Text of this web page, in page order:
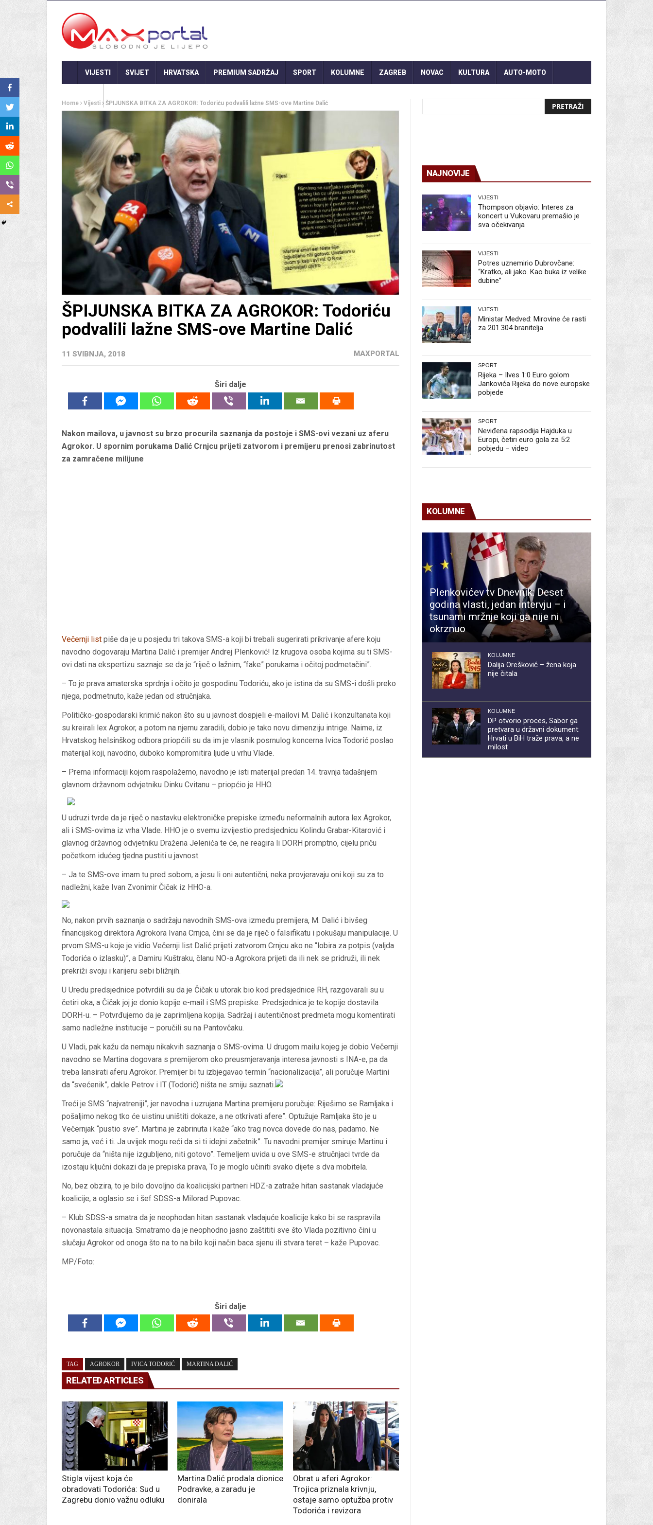
VIJESTI SVIJET HRVATSKA PREMIUM SADRŽAJ SPORT KOLUMNE ZAGREB NOVAC KULTURA AUTO-MOTO
Home Vijesti ŠPIJUNSKA BITKA ZA AGROKOR: Todoriću podvalili lažne SMS-ove Martine Dalić
ŠPIJUNSKA BITKA ZA AGROKOR: Todoriću
podvalili lažne SMS-ove Martine Dalić
11 SVIBNJA, 2018 MAXPORTAL
Širi dalje
Nakon mailova, u javnost su brzo procurila saznanja da postoje i SMS-ovi vezani uz aferu
Agrokor. U spornim porukama Dalić Crnjcu prijeti zatvorom i premijeru prenosi zabrinutost
za zamračene milijune
Večernji list piše da je u posjedu tri takova SMS-a koji bi trebali sugerirati prikrivanje afere koju
navodno dogovaraju Martina Dalić i premijer Andrej Plenković! Iz krugova osoba kojima su ti SMS-
ovi dati na ekspertizu saznaje se da je “riječ o lažnim, “fake” porukama i očitoj podmetačini”.
– To je prava amaterska sprdnja i očito je gospodinu Todoriću, ako je istina da su SMS-i došli preko
njega, podmetnuto, kaže jedan od stručnjaka.
Političko-gospodarski krimić nakon što su u javnost dospjeli e-mailovi M. Dalić i konzultanata koji
su kreirali lex Agrokor, a potom na njemu zaradili, dobio je tako novu dimenziju intrige. Naime, iz
Hrvatskog helsinškog odbora priopćili su da im je vlasnik posrnulog koncerna Ivica Todorić poslao
materijal koji, navodno, duboko kompromitira ljude u vrhu Vlade.
– Prema informaciji kojom raspolažemo, navodno je isti materijal predan 14. travnja tadašnjem
glavnom državnom odvjetniku Dinku Cvitanu – priopćio je HHO.
U udruzi tvrde da je riječ o nastavku elektroničke prepiske između neformalnih autora lex Agrokor,
ali i SMS-ovima iz vrha Vlade. HHO je o svemu izvijestio predsjednicu Kolindu Grabar-Kitarović i
glavnog državnog odvjetniku Dražena Jelenića te će, ne reagira li DORH promptno, cijelu priču
početkom idućeg tjedna pustiti u javnost.
– Ja te SMS-ove imam tu pred sobom, a jesu li oni autentični, neka provjeravaju oni koji su za to
nadležni, kaže Ivan Zvonimir Čičak iz HHO-a.
No, nakon prvih saznanja o sadržaju navodnih SMS-ova između premijera, M. Dalić i bivšeg
financijskog direktora Agrokora Ivana Crnjca, čini se da je riječ o falsifikatu i pokušaju manipulacije. U
prvom SMS-u koje je vidio Večernji list Dalić prijeti zatvorom Crnjcu ako ne “lobira za potpis (valjda
Todorića o izlasku)”, a Damiru Kuštraku, članu NO-a Agrokora prijeti da ili nek se pridruži, ili nek
prekriži svoju i karijeru sebi bližnjih.
U Uredu predsjednice potvrdili su da je Čičak u utorak bio kod predsjednice RH, razgovarali su u
četiri oka, a Čičak joj je donio kopije e-mail i SMS prepiske. Predsjednica je te kopije dostavila
DORH-u. – Potvrđujemo da je zaprimljena kopija. Sadržaj i autentičnost predmeta mogu komentirati
samo nadležne institucije – poručili su na Pantovčaku.
U Vladi, pak kažu da nemaju nikakvih saznanja o SMS-ovima. U drugom mailu kojeg je dobio Večernji
navodno se Martina dogovara s premijerom oko preusmjeravanja interesa javnosti s INA-e, pa da
treba lansirati aferu Agrokor. Premijer bi tu izbjegavao termin “nacionalizacija”, ali poručuje Martini
da “svećenik”, dakle Petrov i IT (Todorić) ništa ne smiju saznati.
Treći je SMS “najvatreniji”, jer navodna i uzrujana Martina premijeru poručuje: Riješimo se Ramljaka i
pošaljimo nekog tko će uistinu uništiti dokaze, a ne otkrivati afere”. Optužuje Ramljaka što je u
Večernjak “pustio sve”. Martina je zabrinuta i kaže “ako trag novca dovede do nas, padamo. Ne
samo ja, već i ti. Ja uvijek mogu reći da si ti idejni začetnik”. Tu navodni premijer smiruje Martinu i
poručuje da “ništa nije izgubljeno, niti gotovo”. Temeljem uvida u ove SMS-e stručnjaci tvrde da
izostaju ključni dokazi da je prepiska prava, To je moglo učiniti svako dijete s dva mobitela.
No, bez obzira, to je bilo dovoljno da koalicijski partneri HDZ-a zatraže hitan sastanak vladajuće
koalicije, a oglasio se i šef SDSS-a Milorad Pupovac.
– Klub SDSS-a smatra da je neophodan hitan sastanak vladajuće koalicije kako bi se raspravila
novonastala situacija. Smatramo da je neophodno jasno zaštititi sve što Vlada pozitivno čini u
slučaju Agrokor od onoga što na to na bilo koji način baca sjenu ili stvara teret – kaže Pupovac.
MP/Foto:
Širi dalje
TAG AGROKOR IVICA TODORIĆ MARTINA DALIĆ
RELATED ARTICLES
Stigla vijest koja će
obradovati Todorića: Sud u
Zagrebu donio važnu odluku
Martina Dalić prodala dionice
Podravke, a zaradu je
donirala
Obrat u aferi Agrokor:
Trojica priznala krivnju,
ostaje samo optužba protiv
Todorića i revizora
NAJNOVIJE
VIJESTI
Thompson objavio: Interes za
koncert u Vukovaru premašio je
sva očekivanja
VIJESTI
Potres uznemirio Dubrovčane:
“Kratko, ali jako. Kao buka iz velike
dubine”
VIJESTI
Ministar Medved: Mirovine će rasti
za 201.304 branitelja
SPORT
Rijeka – Ilves 1:0 Euro golom
Jankovića Rijeka do nove europske
pobjede
SPORT
Neviđena rapsodija Hajduka u
Europi, četiri euro gola za 5:2
pobjedu – video
KOLUMNE
Plenkovićev tv Dnevnik: Deset
godina vlasti, jedan intervju – i
tsunami mržnje koji ga nije ni
okrznuo
KOLUMNE
Dalija Orešković – žena koja
nije čitala
KOLUMNE
DP otvorio proces, Sabor ga
pretvara u državni dokument:
Hrvati u BiH traže prava, a ne
milost